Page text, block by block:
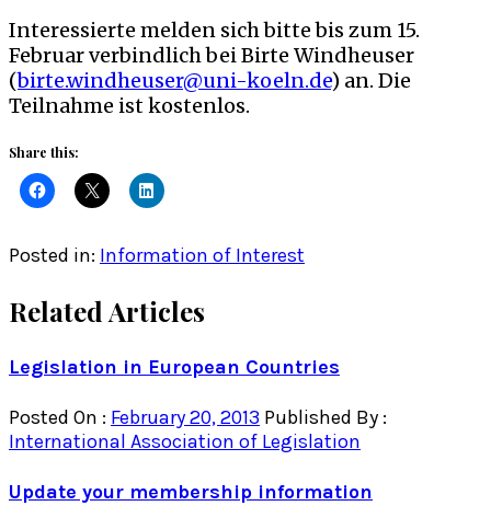
Interessierte melden sich bitte bis zum 15.
Februar verbindlich bei Birte Windheuser
(birte.windheuser@uni-koeln.de) an. Die
Teilnahme ist kostenlos.
Share this:
Posted in: Information of Interest
Related Articles
Legislation in European Countries
Posted On : February 20, 2013 Published By :
International Association of Legislation
Update your membership information